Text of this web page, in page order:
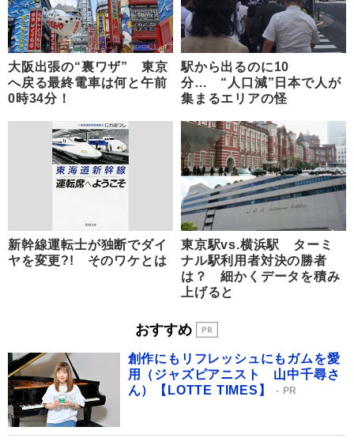
大阪出張の“裏ワザ” 東京
へ戻る最終電車は何と午前
0時34分！
駅から出るのに10
分… “人口減”日本で人が
集まるエリアの怪
新幹線運転士が独断でダイ
ヤを変更?! そのワケとは
東京駅vs.横浜駅 ターミ
ナル駅利用者対決の勝者
は？ 細かくデータを積み
上げると
おすすめ
創作にもリフレッシュにもガムを愛
用（ジャズピアニスト 山中千尋さ
ん）【LOTTE TIMES】
PR